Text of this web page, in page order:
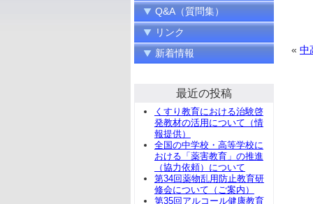
« 中
Q&A（質問集）
リンク
新着情報
最近の投稿
くすり教育における治験啓
発教材の活用について（情
報提供）
全国の中学校・高等学校に
おける「薬害教育」の推進
（協力依頼）について
第34回薬物乱用防止教育研
修会について（ご案内）
第35回アルコール健康教育